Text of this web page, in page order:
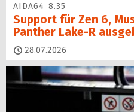
AIDA64 8.35
Support für Zen 6,
Panther Lake-R
28.07.2026